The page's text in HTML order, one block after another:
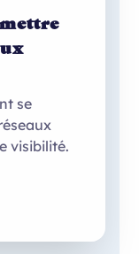
se
visibilité.